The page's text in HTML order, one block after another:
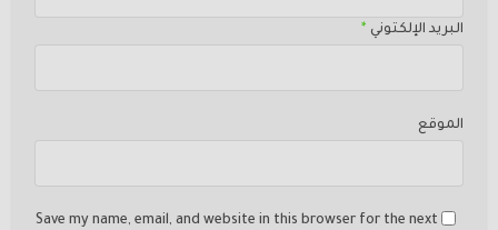
البريد الإلكتوني *
الموقع
Save my name, email, and website in this browser for the next